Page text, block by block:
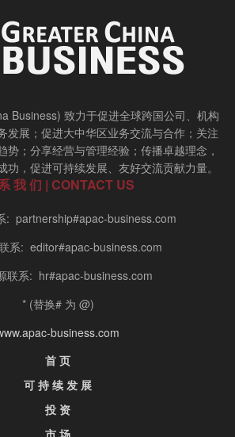
Business) 致力于促进全球跨国公司、机构
发展；促进大中华区业务交流与合作；关注
势；分享经营与管理经验；传播卓越理念，
功，促进可持续发展、友好交流贡献力量。
我 们 | CONTACT US
: partnership#apac-business.com
系: editor#apac-business.com
联系: hr#apac-business.com
* (替换# 为 @)
business.com
首 页
可 持 续 发 展
投 资
市 场